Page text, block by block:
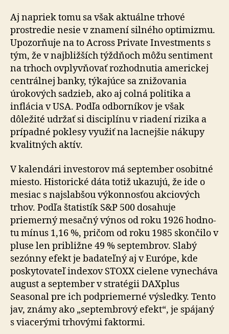
Aj napriek tomu sa však aktuálne trhové
prostredie nesie v znamení silného optimizmu.
Upozorňuje na to Across Private Investments s
tým, že v najbližších týždňoch môžu sentiment
na trhoch ovplyvňovať rozhodnutia americkej
centrálnej banky, týkajúce sa znižovania
úrokových sadzieb, ako aj colná politika a
inflácia v USA. Podľa odborníkov je však
dôležité udržať si disciplínu v riadení rizika a
prípadné poklesy využiť na lacnejšie nákupy
kvalitných aktív.
V kalendári investorov má september osobitné
miesto. Historické dáta totiž ukazujú, že ide o
mesiac s najslabšou výkonnosťou akciových
trhov. Podľa štatistík S&P 500 dosahuje
priemerný mesačný výnos od roku 1926 hod­no­
tu mínus 1,16 %, pričom od roku 1985 skončilo v
pluse len približne 49 % septembrov. Slabý
sezónny efekt je ba­da­teľ­ný aj v Európe, kde
poskytovateľ indexov STOXX cie­le­ne vynecháva
august a september v stratégii DAXplus
Seasonal pre ich podpriemerné výsledky. Tento
jav, známy ako „septembrový efekt“, je spájaný
s viacerými trhovými faktormi.